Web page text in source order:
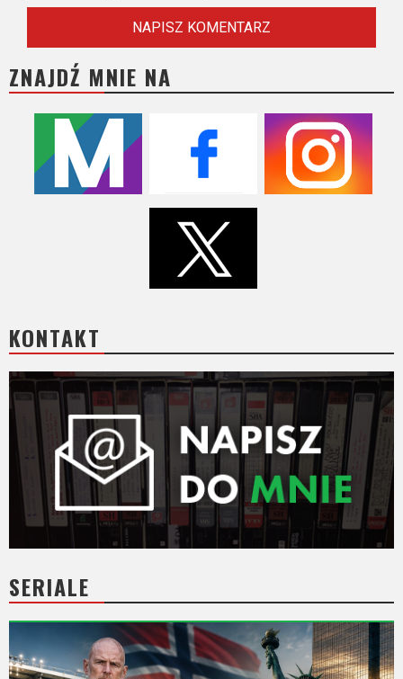
ZNAJDŹ MNIE NA
KONTAKT
SERIALE